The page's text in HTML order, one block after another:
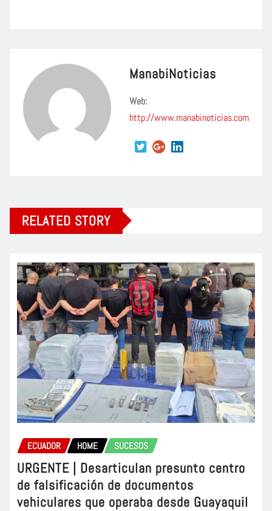
ManabiNoticias
Web:
http://www.manabinoticias.com
RELATED STORY
ECUADOR HOME SUCESOS
URGENTE | Desarticulan presunto centro
de falsificación de documentos
vehiculares que operaba desde Guayaquil